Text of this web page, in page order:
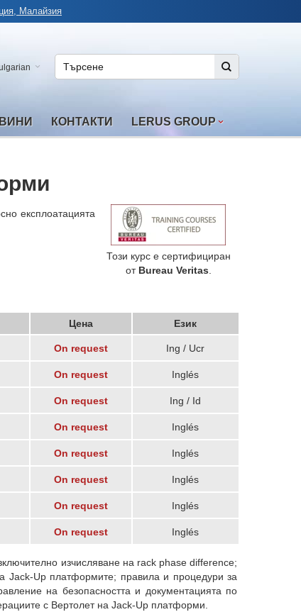
Малайзия
КОНТАКТИ LERUS GROUP
експлоатацията
Този курс е сертифициран
от Bureau Veritas.
Цена Език
On request Ing / Ucr
On request Inglés
On request Ing / Id
On request Inglés
On request Inglés
On request Inglés
On request Inglés
On request Inglés
изчисляване на rack phase difference;
Jack-Up платформите; правила и процедури за
на безопасността и документацията по
с Вертолет на Jack-Up платформи.